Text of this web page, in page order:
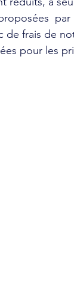
par
de frais de
pour les